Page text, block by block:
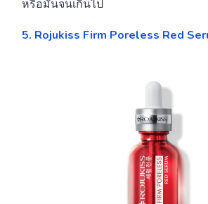
หรือมันจนเกินไป
5. Rojukiss Firm Poreless Red